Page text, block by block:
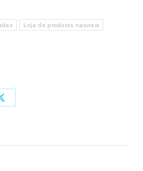
Loja de produtos naturais
Compartilhar